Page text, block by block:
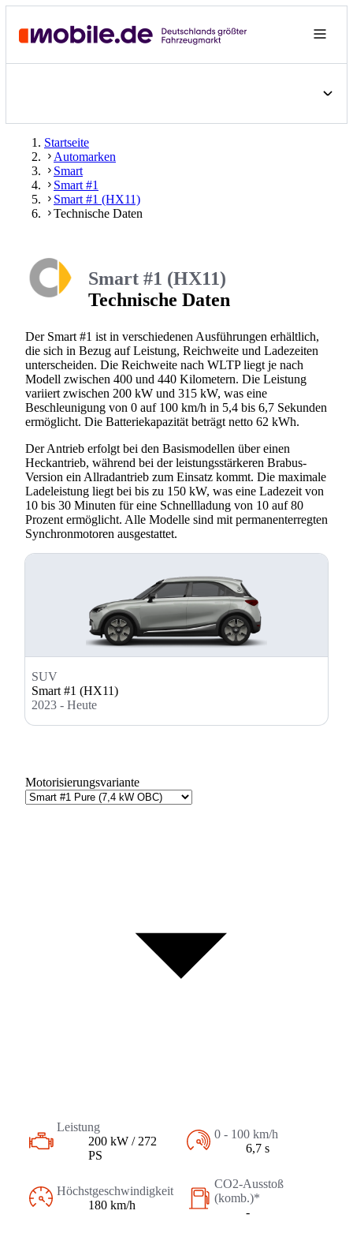
Startseite
Automarken
Smart
Smart #1
Smart #1 (HX11)
Technische Daten
Smart #1 (HX11)
Technische Daten
Der Smart #1 ist in verschiedenen Ausführungen erhältlich,
die sich in Bezug auf Leistung, Reichweite und Ladezeiten
unterscheiden. Die Reichweite nach WLTP liegt je nach
Modell zwischen 400 und 440 Kilometern. Die Leistung
variiert zwischen 200 kW und 315 kW, was eine
Beschleunigung von 0 auf 100 km/h in 5,4 bis 6,7 Sekunden
ermöglicht. Die Batteriekapazität beträgt netto 62 kWh.
Der Antrieb erfolgt bei den Basismodellen über einen
Heckantrieb, während bei der leistungsstärkeren Brabus-
Version ein Allradantrieb zum Einsatz kommt. Die maximale
Ladeleistung liegt bei bis zu 150 kW, was eine Ladezeit von
10 bis 30 Minuten für eine Schnellladung von 10 auf 80
Prozent ermöglicht. Alle Modelle sind mit permanenterregten
Synchronmotoren ausgestattet.
SUV
Smart #1 (HX11)
2023 - Heute
Motorisierungsvariante
Leistung
200 kW / 272
PS
0 - 100 km/h
6,7 s
Höchstgeschwindigkeit
180 km/h
CO2-Ausstoß
(komb.)*
-